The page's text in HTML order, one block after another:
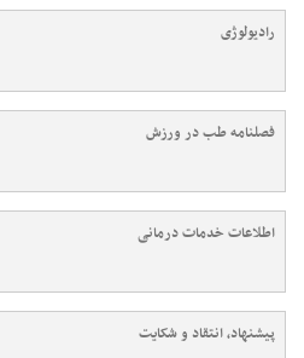
رادیولوژی
فصلنامه طب در ورزش
اطلاعات خدمات درمانی
پیشنهاد، انتقاد و شکایت